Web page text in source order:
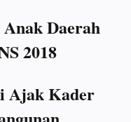
Daerah
2018
Ajak Kader